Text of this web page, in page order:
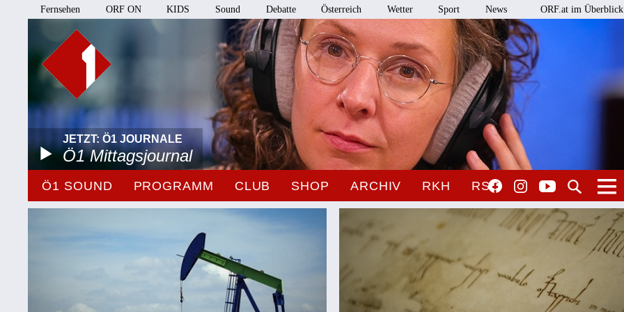
Fernsehen ORF ON KIDS Sound Debatte Österreich Wetter Sport News ORF.at im Überblick
JETZT: Ö1 JOURNALE
Ö1 Mittagsjournal
Ö1 SOUND PROGRAMM CLUB SHOP ARCHIV RKH RSO